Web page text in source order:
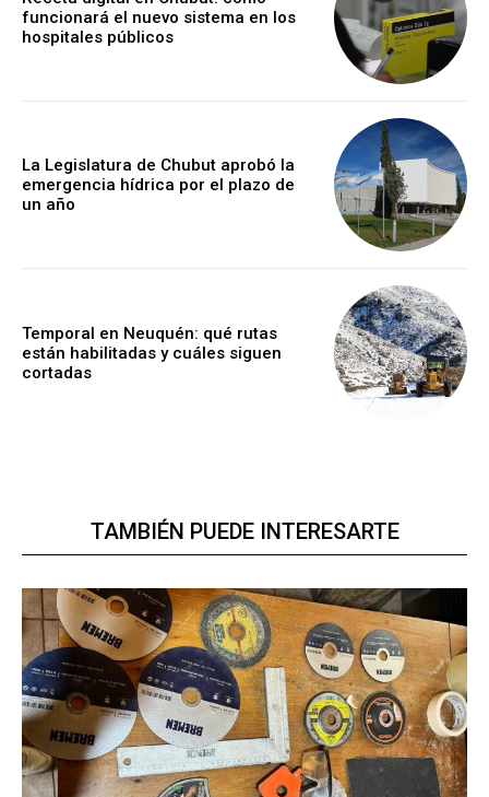
funcionará el nuevo sistema en los
hospitales públicos
La Legislatura de Chubut aprobó la
emergencia hídrica por el plazo de
un año
Temporal en Neuquén: qué rutas
están habilitadas y cuáles siguen
cortadas
TAMBIÉN PUEDE INTERESARTE